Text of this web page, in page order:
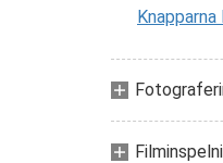
Knapparna